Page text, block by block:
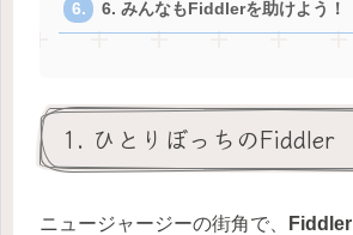
6. みんなもFiddlerを助けよう！
1. ひとりぼっちのFiddler
ニュージャージーの街角で、 Fiddler